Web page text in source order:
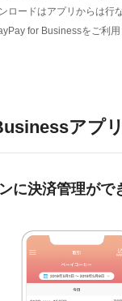
ロードはアプリからは行
for Businessをご利用
アプ
に決済管理がで